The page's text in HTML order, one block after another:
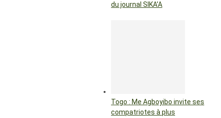
du journal SIKA’A
Togo : Me Agboyibo invite ses
compatriotes à plus